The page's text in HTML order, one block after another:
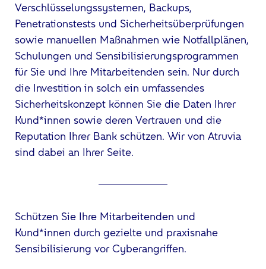
Verschlüsselungssystemen, Backups,
Penetrationstests und Sicherheitsüberprüfungen
sowie manuellen Maßnahmen wie Notfallplänen,
Schulungen und Sensibilisierungsprogrammen
für Sie und Ihre Mitarbeitenden sein. Nur durch
die Investition in solch ein umfassendes
Sicherheitskonzept können Sie die Daten Ihrer
Kund*innen sowie deren Vertrauen und die
Reputation Ihrer Bank schützen. Wir von Atruvia
sind dabei an Ihrer Seite.
Schützen Sie Ihre Mitarbeitenden und
Kund*innen durch gezielte und praxisnahe
Sensibilisierung vor Cyberangriffen.